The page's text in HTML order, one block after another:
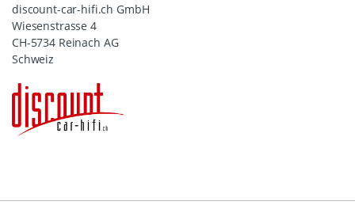
discount-car-hifi.ch GmbH
Wiesenstrasse 4
CH-5734 Reinach AG
Schweiz